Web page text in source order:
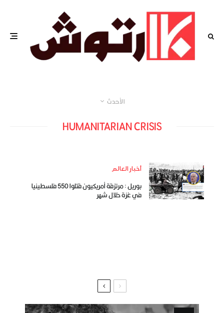
الأحدث
HUMANITARIAN CRISIS
أخبار العالم
بوريل : مرتزقة أمريكيون قتلوا 550 فلسطينيا
في غزة خلال شهر